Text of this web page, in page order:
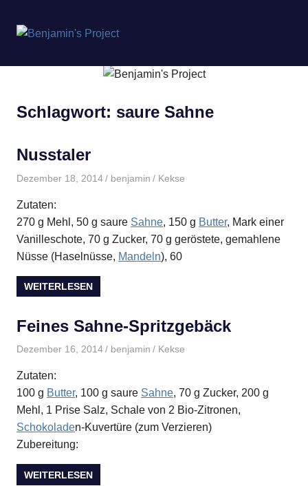
springen
Project
Schlagwort: saure Sahne
Nusstaler
Dezember 18, 2014 benjamin Kekse
Zutaten:
270 g Mehl, 50 g saure Sahne, 150 g Butter, Mark einer
Vanilleschote, 70 g Zucker, 70 g geröstete, gemahlene
Nüsse (Haselnüsse, Mandeln), 60
WEITERLESEN
Feines Sahne-Spritzgebäck
Dezember 16, 2014 benjamin Kekse
Zutaten:
100 g Butter, 100 g saure Sahne, 70 g Zucker, 200 g
Mehl, 1 Prise Salz, Schale von 2 Bio-Zitronen,
Schokoladen-Kuvertüre (zum Verzieren)
Zubereitung:
WEITERLESEN